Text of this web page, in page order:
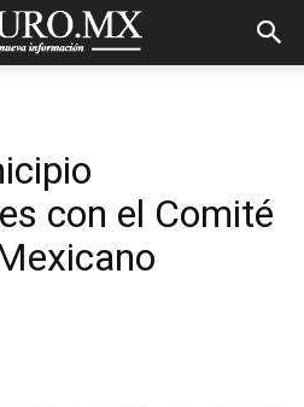
con el Comité